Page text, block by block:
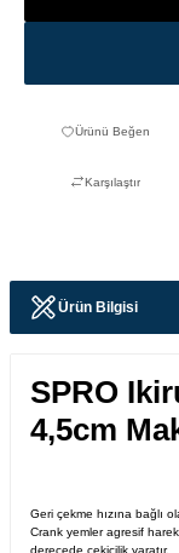
Karşılaştır
Ürün Bilgisi
SPRO
4,5cm
Geri çekme hızına bağlı
Crank yemler agresif
derecede çekicilik yaratır.